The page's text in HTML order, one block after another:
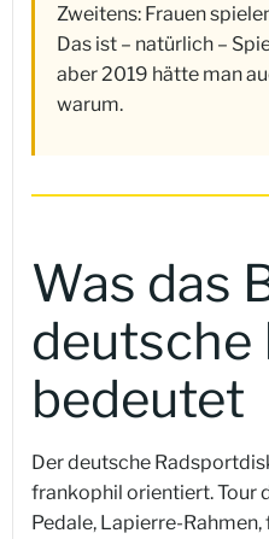
Zweitens: Frauen
Das ist – natürlich –
aber 2019 hätte man
warum.
Was das
deutsche
bedeutet
Der deutsche
frankophil orientiert. Tour
Pedale, Lapierre-